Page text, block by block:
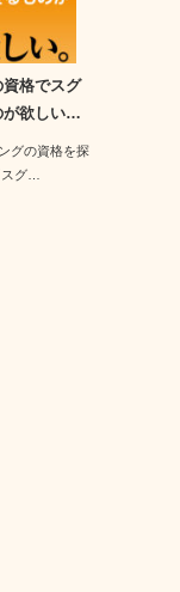
格でスグ
が欲しい…
グの資格を探
グ…